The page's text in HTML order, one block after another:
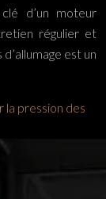
d’un moteur
régulier et
est un
la pression des